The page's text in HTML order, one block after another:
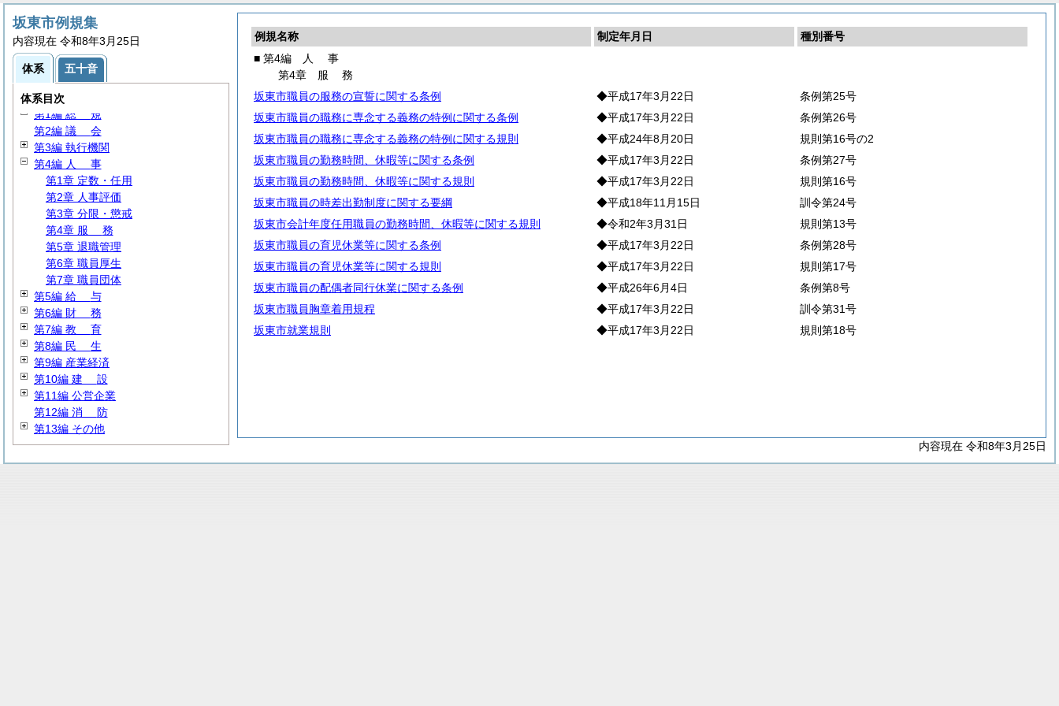
例規名称 制定年月日
種別番号
■ 第4編
人 事
第4章 服務
坂東市職員の服務の宣誓に関する条例
◆平成17年3月22日
条例第25号
坂東市職員の職務に専念する義務の特例に関する条例
◆平成17年3月22日
条例第26号
坂東市職員の職務に専念する義務の特例に関する規則
◆平成24年8月20日
規則第16号の2
坂東市職員の勤務時間、休暇等に関する条例
◆平成17年3月22日
条例第27号
坂東市職員の勤務時間、休暇等に関する規則
◆平成17年3月22日
規則第16号
坂東市職員の時差出勤制度に関する要綱
◆平成18年11月15日
訓令第24号
坂東市会計年度任用職員の勤務時間、休暇等に関する規則
◆令和2年3月31日
規則第13号
坂東市職員の育児休業等に関する条例
◆平成17年3月22日
条例第28号
坂東市職員の育児休業等に関する規則
◆平成17年3月22日
規則第17号
坂東市職員の配偶者同行休業に関する条例
◆平成26年6月4日
条例第8号
坂東市職員胸章着用規程
◆平成17年3月22日
訓令第31号
坂東市就業規則
◆平成17年3月22日 規則第18号
内容現在 令和8年3月25日
坂東市例規集
内容現在 令和8年3月25日
体系 五十音
体系目次
第1編 総 規
第2編 議 会
第3編 執行機関
第4編 人 事
第1章 定数・任用
第2章 人事評価
第3章 分限・懲戒
第4章 服 務
第5章 退職管理
第6章 職員厚生
第7章 職員団体
第5編 給 与
第6編 財 務
第7編 教 育
第8編 民 生
第9編 産業経済
第10編 建 設
第11編 公営企業
第12編 消 防
第13編 その他